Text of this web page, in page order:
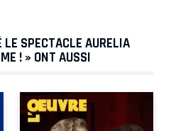
LE SPECTACLE AURELIA
! » ONT AUSSI